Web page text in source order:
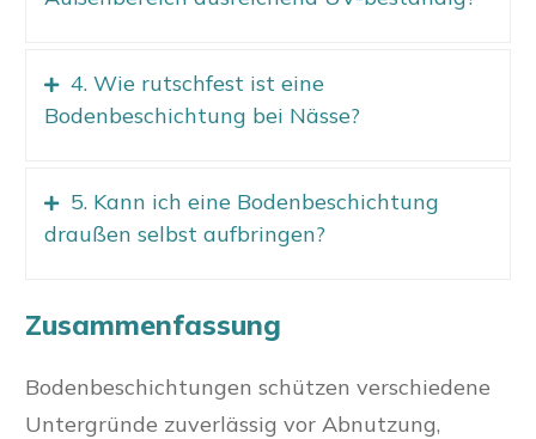
4. Wie rutschfest ist eine
Bodenbeschichtung bei Nässe?
5. Kann ich eine Bodenbeschichtung
draußen selbst aufbringen?
Zusammenfassung
Bodenbeschichtungen schützen verschiedene
Untergründe zuverlässig vor Abnutzung,